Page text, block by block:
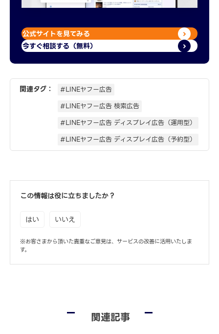
公式サイトを見てみる
今すぐ相談する（無料）
関連タグ：
#LINEヤフー広告
#LINEヤフー広告 検索広告
#LINEヤフー広告 ディスプレイ広告（運用型）
#LINEヤフー広告 ディスプレイ広告（予約型）
この情報は役に立ちましたか？
はい いいえ
※お客さまから頂いた貴重なご意見は、サービスの改善に活用いたしま
す。
関連記事